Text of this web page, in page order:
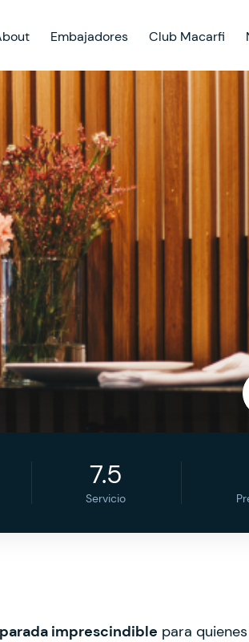
Embajadores Club Macarfi
7.5
Servicio
parada imprescindible para